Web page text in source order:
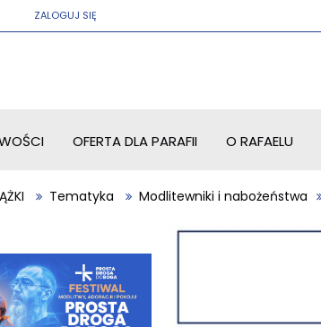
ZALOGUJ SIĘ
OFERTA DLA PARAFII O RAFAELU
Tematyka Modlitewniki i nabożeństwa